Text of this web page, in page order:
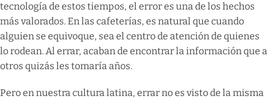
tecnología de estos tiempos, el error es una de los hechos
más valorados. En las cafeterías, es natural que cuando
alguien se equivoque, sea el centro de atención de quienes
lo rodean. Al errar, acaban de encontrar la información que a
otros quizás les tomaría años.
Pero en nuestra cultura latina, errar no es visto de la misma